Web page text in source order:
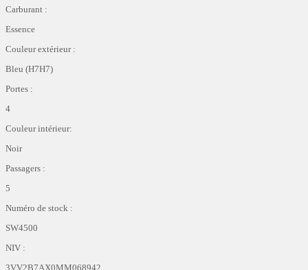
Carburant :
Essence
Couleur extérieur :
Bleu (H7H7)
Portes :
4
Couleur intérieur:
Noir
Passagers :
5
Numéro de stock :
SW4500
NIV :
3VV2B7AX0MM068942